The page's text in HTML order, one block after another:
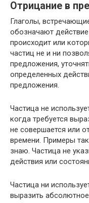
Отрицание в
Глаголы,
обозначают
происходит или
частиц не и ни
предложения,
определенных
предложения.
Частица не
когда требуется
не совершается или
времени. Примеры
знаю. Частица не
действия или
Частица ни
выразить абсолютное